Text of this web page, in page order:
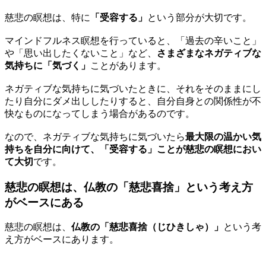
慈悲の瞑想は、特に 「受容する」 という部分が大切です。
マインドフルネス瞑想を行っていると、「過去の辛いこと」
や「思い出したくないこと」など、
さまざまなネガティブな
気持ちに「気づく」 ことがあります。
ネガティブな気持ちに気づいたときに、それをそのままにし
たり自分にダメ出ししたりすると、自分自身との関係性が不
快なものになってしまう場合があるのです。
なので、ネガティブな気持ちに気づいたら最大限の温かい気
持ちを自分に向けて、「受容する」ことが慈悲の瞑想におい
て大切です。
慈悲の瞑想は、仏教の「慈悲喜捨」という考え方
がベースにある
慈悲の瞑想は、 仏教の「慈悲喜捨（じひきしゃ）」 という考
え方がベースにあります。